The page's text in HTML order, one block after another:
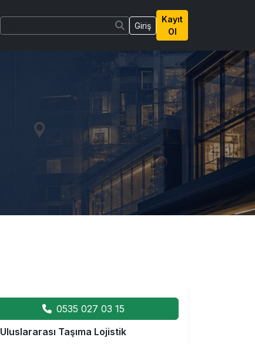
Giriş
Kayıt
Ol
0535 027 03 15
Uluslararası Taşıma Lojistik